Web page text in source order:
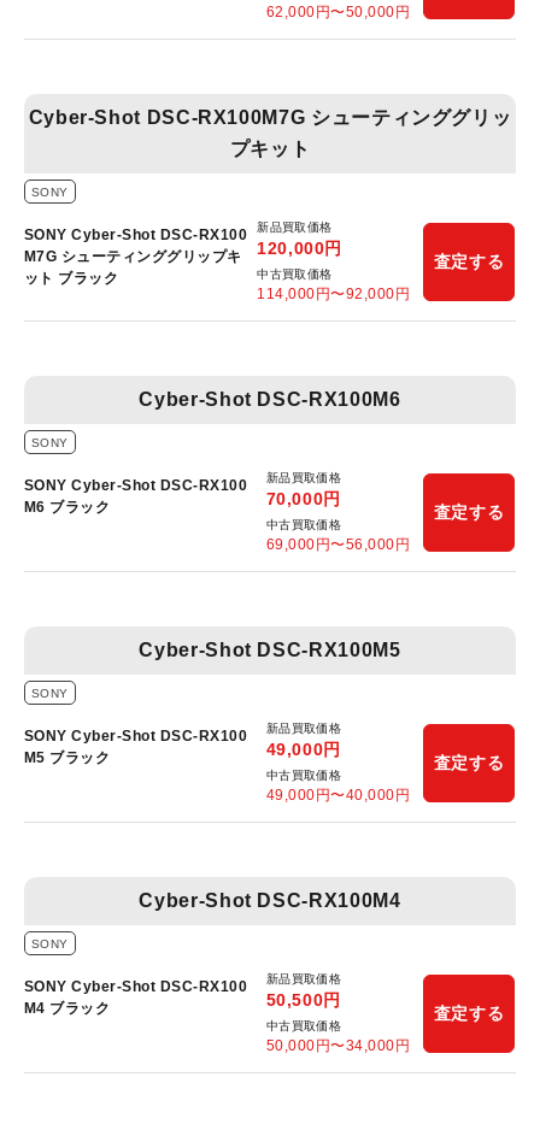
62,000円〜50,000円
Cyber-Shot DSC-RX100M7G シューティンググリッ
プキット
SONY
SONY Cyber-Shot DSC-RX100
M7G シューティンググリップキ
ット ブラック
新品買取価格
120,000円
中古買取価格
114,000円〜92,000円
査定する
Cyber-Shot DSC-RX100M6
SONY
SONY Cyber-Shot DSC-RX100
M6 ブラック
新品買取価格
70,000円
中古買取価格
69,000円〜56,000円
査定する
Cyber-Shot DSC-RX100M5
SONY
SONY Cyber-Shot DSC-RX100
M5 ブラック
新品買取価格
49,000円
中古買取価格
49,000円〜40,000円
査定する
Cyber-Shot DSC-RX100M4
SONY
SONY Cyber-Shot DSC-RX100
M4 ブラック
新品買取価格
50,500円
中古買取価格
50,000円〜34,000円
査定する